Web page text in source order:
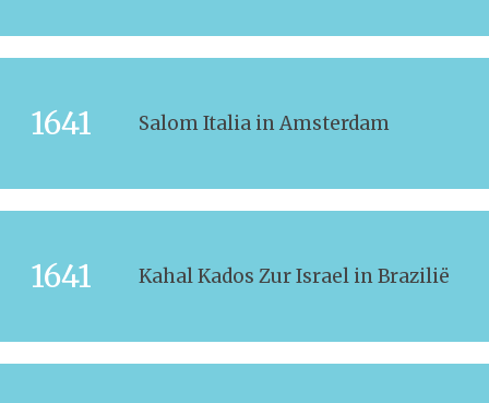
1641 Salom Italia in Amsterdam
1641 Kahal Kados Zur Israel in Brazilië